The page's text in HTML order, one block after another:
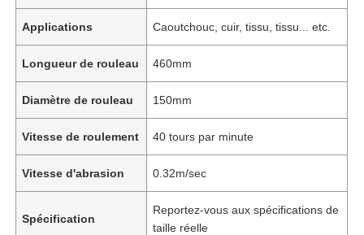
Applications Caoutchouc, cuir, tissu, tissu... etc.
Longueur de rouleau 460mm
Diamètre de rouleau 150mm
Vitesse de roulement 40 tours par minute
Vitesse d'abrasion 0.32m/sec
Spécification
Reportez-vous aux spécifications de
taille réelle